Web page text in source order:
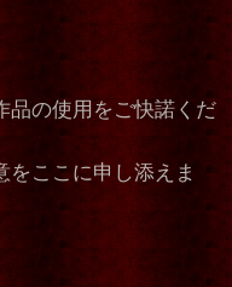
品の使用をご快諾くだ
ここに申し添えま